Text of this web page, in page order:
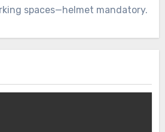
spaces—helmet mandatory.